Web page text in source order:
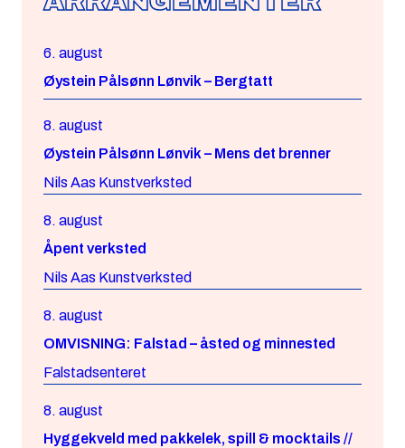
Øystein Pålsønn Lønvik – Bergtatt
6. august
Øystein Pålsønn Lønvik – Mens det brenner
8. august
Nils Aas Kunstverksted
Åpent verksted
8. august
Nils Aas Kunstverksted
OMVISNING: Falstad – åsted og minnested
8. august
Falstadsenteret
Hyggekveld med pakkelek, spill & mocktails //
8. august